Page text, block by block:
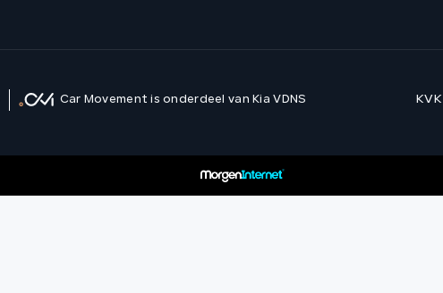
Car Movement is onderdeel van Kia VDNS